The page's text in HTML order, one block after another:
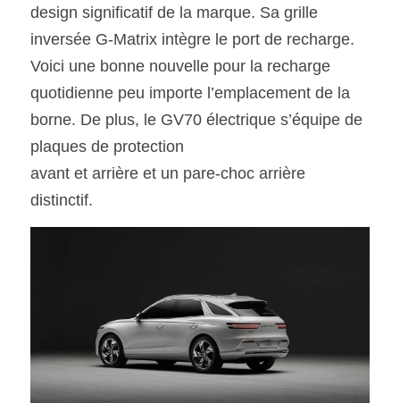
design significatif de la marque. Sa grille
inversée G-Matrix intègre le port de recharge.
Voici une bonne nouvelle pour la recharge
quotidienne peu importe l’emplacement de la
borne. De plus, le GV70 électrique s’équipe de
plaques de protection
avant et arrière et un pare-choc arrière
distinctif.